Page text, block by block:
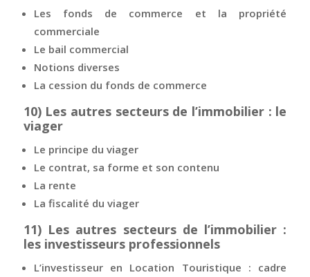
Les fonds de commerce et la propriété
commerciale
Le bail commercial
Notions diverses
La cession du fonds de commerce
10) Les autres secteurs de l’immobilier : le
viager
Le principe du viager
Le contrat, sa forme et son contenu
La rente
La fiscalité du viager
11) Les autres secteurs de l’immobilier :
les investisseurs professionnels
L’investisseur en Location Touristique : cadre